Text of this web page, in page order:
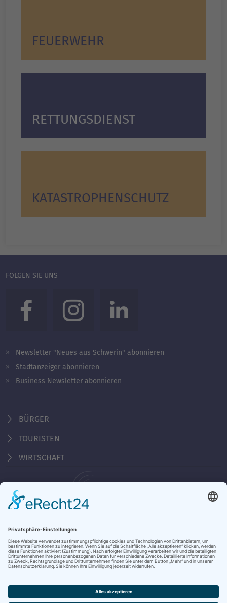
FEUERWEHR
RETTUNGSDIENST
KATASTROPHENSCHUTZ
FOLGEN SIE UNS
Newsletter "Neues aus Schwerin" abonnieren
Stadtanzeiger abonnieren
Business Newsletter abonnieren
BÜRGER
TOURISTEN
WIRTSCHAFT
Behördennummer 115
KONTAKT
NOTRUFE & HOTLINES
JOBS
STADTANZEIGER
BROSCHÜREN
PRESSE
DATENSCHUTZ